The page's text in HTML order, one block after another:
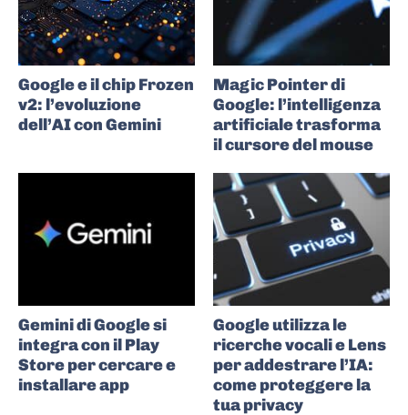
Google e il chip Frozen
v2: l’evoluzione
dell’AI con Gemini
Magic Pointer di
Google: l’intelligenza
artificiale trasforma
il cursore del mouse
Gemini di Google si
integra con il Play
Store per cercare e
installare app
Google utilizza le
ricerche vocali e Lens
per addestrare l’IA:
come proteggere la
tua privacy